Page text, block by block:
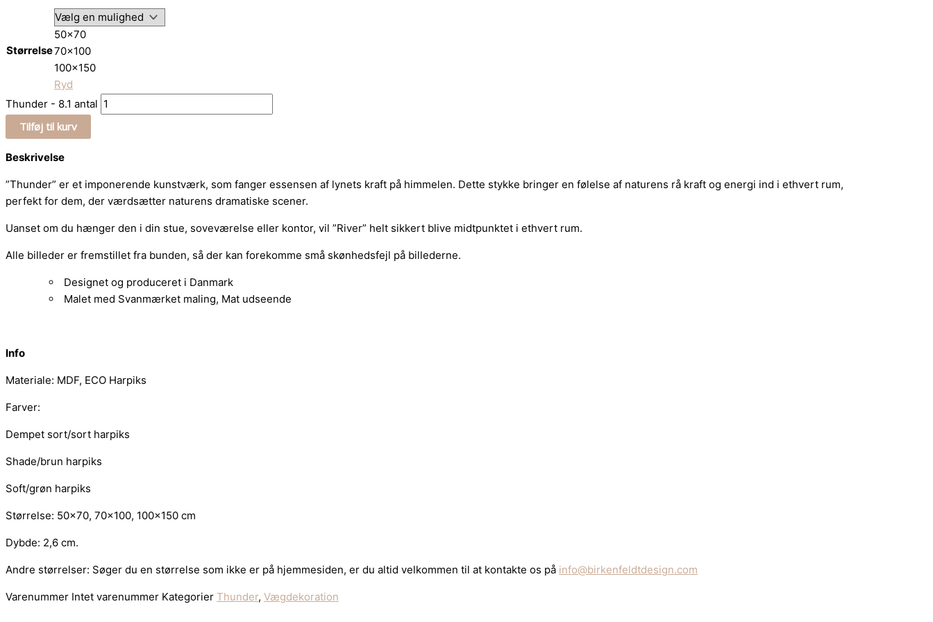
Størrelse
50x70
70x100
100x150
Ryd
Thunder - 8.1 antal
Tilføj til kurv
Beskrivelse
”Thunder” er et imponerende kunstværk, som fanger essensen af lynets kraft på himmelen. Dette stykke bringer en følelse af naturens rå kraft og energi ind i ethvert rum,
perfekt for dem, der værdsætter naturens dramatiske scener.
Uanset om du hænger den i din stue, soveværelse eller kontor, vil ”River” helt sikkert blive midtpunktet i ethvert rum.
Alle billeder er fremstillet fra bunden, så der kan forekomme små skønhedsfejl på billederne.
Designet og produceret i Danmark
Malet med Svanmærket maling, Mat udseende
Info
Materiale: MDF, ECO Harpiks
Farver:
Dempet sort/sort harpiks
Shade/brun harpiks
Soft/grøn harpiks
Størrelse: 50×70, 70×100, 100×150 cm
Dybde: 2,6 cm.
Andre størrelser: Søger du en størrelse som ikke er på hjemmesiden, er du altid velkommen til at kontakte os på info@birkenfeldtdesign.com
Varenummer Intet varenummer Kategorier Thunder, Vægdekoration